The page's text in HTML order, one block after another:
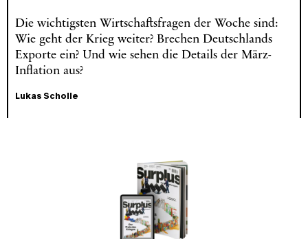
Die wichtigsten Wirtschaftsfragen der Woche sind:
Wie geht der Krieg weiter? Brechen Deutschlands
Exporte ein? Und wie sehen die Details der März-
Inflation aus?
Lukas Scholle